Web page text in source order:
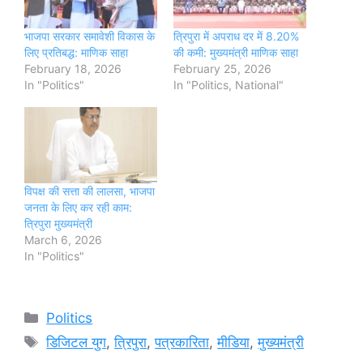
भाजपा सरकार समावेशी विकास के
लिए प्रतिबद्ध: माणिक साहा
February 18, 2026
In "Politics"
त्रिपुरा में अपराध दर में 8.20%
की कमी: मुख्यमंत्री माणिक साहा
February 25, 2026
In "Politics, National"
विपक्ष की सत्ता की लालसा, भाजपा
जनता के लिए कर रही काम:
त्रिपुरा मुख्यमंत्री
March 6, 2026
In "Politics"
Categories
Politics
Tags
डिजिटल युग,त्रिपुरा,पत्रकारिता,मीडिया,मुख्यमंत्री